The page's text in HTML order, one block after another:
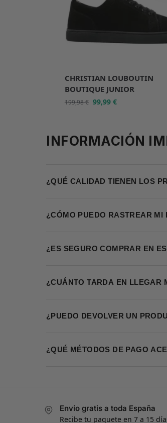
CHRISTIAN LOUBOUTIN
BOUTIQUE JUNIOR
199,98€ 99,99 €
INFORMACIÓN
¿QUÉ CALIDAD TIENEN LOS
¿CÓMO PUEDO RASTREAR MI
¿ES SEGURO COMPRAR EN
¿CUÁNTO TARDA EN LLEGAR
¿PUEDO DEVOLVER UN
¿QUÉ MÉTODOS DE PAGO
Envío gratis a toda España
Recibe tu paquete en 7 a 15